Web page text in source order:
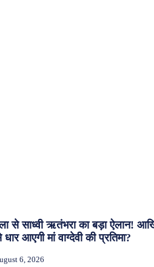
से साध्वी ऋतंभरा का बड़ा ऐलान!
आएगी मां वाग्देवी की प्रतिमा?
6, 2026